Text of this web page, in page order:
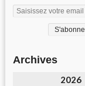
Archives
2026